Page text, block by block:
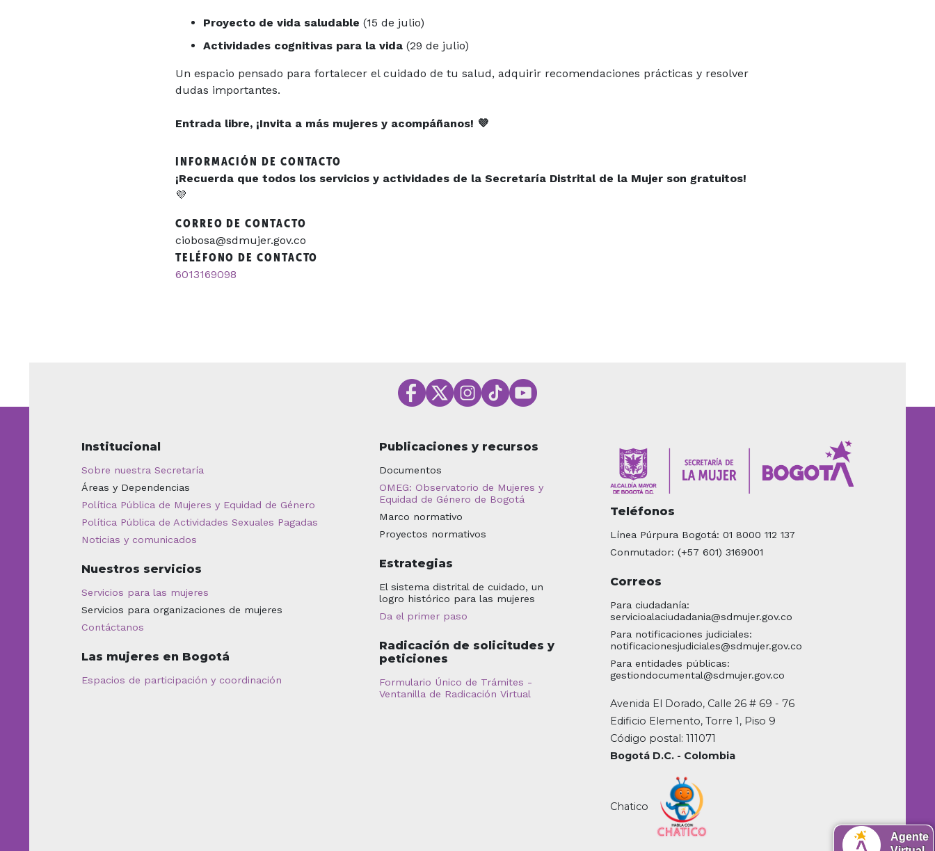
Proyecto de vida saludable (15 de julio)
Actividades cognitivas para la vida (29 de julio)
Un espacio pensado para fortalecer el cuidado de tu salud, adquirir recomendaciones prácticas y resolver
dudas importantes.
Entrada libre, ¡Invita a más mujeres y acompáñanos! 💜
INFORMACIÓN DE CONTACTO
¡Recuerda que todos los servicios y actividades de la Secretaría Distrital de la Mujer son gratuitos!
💜
CORREO DE CONTACTO
ciobosa@sdmujer.gov.co
TELÉFONO DE CONTACTO
6013169098
Institucional
Sobre nuestra Secretaría
Áreas y Dependencias
Política Pública de Mujeres y Equidad de Género
Política Pública de Actividades Sexuales Pagadas
Noticias y comunicados
Nuestros servicios
Servicios para las mujeres
Servicios para organizaciones de mujeres
Contáctanos
Las mujeres en Bogotá
Espacios de participación y coordinación
Publicaciones y recursos
Documentos
OMEG: Observatorio de Mujeres y
Equidad de Género de Bogotá
Marco normativo
Proyectos normativos
Estrategias
El sistema distrital de cuidado, un
logro histórico para las mujeres
Da el primer paso
Radicación de solicitudes y
peticiones
Formulario Único de Trámites -
Ventanilla de Radicación Virtual
Teléfonos
Línea Púrpura Bogotá: 01 8000 112 137
Conmutador: (+57 601) 3169001
Correos
Para ciudadanía:
servicioalaciudadania@sdmujer.gov.co
Para notificaciones judiciales:
notificacionesjudiciales@sdmujer.gov.co
Para entidades públicas:
gestiondocumental@sdmujer.gov.co
Avenida El Dorado, Calle 26 # 69 - 76
Edificio Elemento, Torre 1, Piso 9
Código postal: 111071
Bogotá D.C. - Colombia
Chatico
Agente